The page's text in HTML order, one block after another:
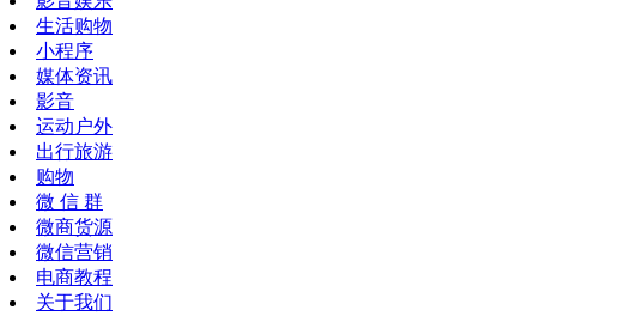
生活购物
小程序
媒体资讯
影音
运动户外
出行旅游
购物
微 信 群
微商货源
微信营销
电商教程
关于我们